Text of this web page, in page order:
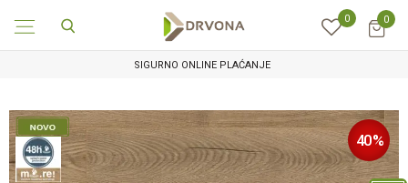
0 0
SIGURNO ONLINE PLAĆANJE
40%